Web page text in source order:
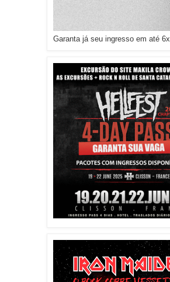
Garanta já seu ingresso em até 6x